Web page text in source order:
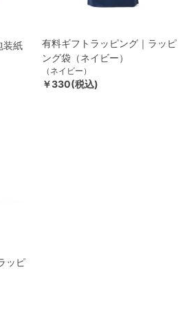
装紙
有料ギフトラッピング｜ラッピ
ング袋（ネイビー）
（ネイビー）
￥330(税込)
ッピ